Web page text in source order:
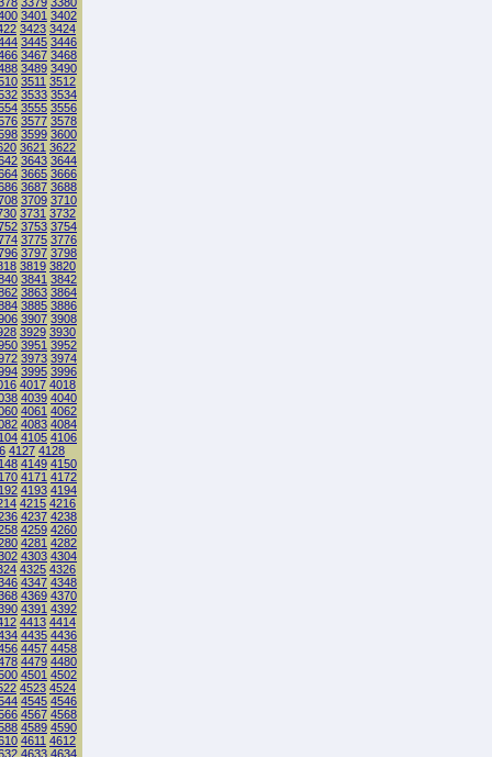
3401 3402
3423 3424
3445 3446
3467 3468
3489 3490
3511 3512
3533 3534
3555 3556
3577 3578
3599 3600
3621 3622
3643 3644
3665 3666
3687 3688
3709 3710
3731 3732
3753 3754
3775 3776
3797 3798
3819 3820
3841 3842
3863 3864
3885 3886
3907 3908
3929 3930
3951 3952
3973 3974
3995 3996
4017 4018
4039 4040
4061 4062
4083 4084
4105 4106
4127 4128
4149 4150
4171 4172
4193 4194
4215 4216
4237 4238
4259 4260
4281 4282
4303 4304
4325 4326
4347 4348
4369 4370
4391 4392
4413 4414
4435 4436
4457 4458
4479 4480
4501 4502
4523 4524
4545 4546
4567 4568
4589 4590
4611 4612
4633 4634